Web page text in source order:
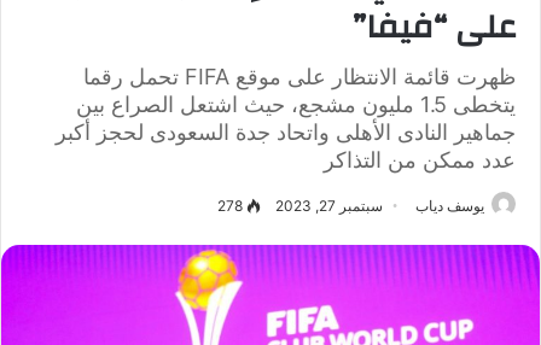
على “فيفا”
ظهرت قائمة الانتظار على موقع FIFA تحمل رقما
يتخطى 1.5 مليون مشجع، حيث اشتعل الصراع بين
جماهير النادى الأهلى واتحاد جدة السعودى لحجز أكبر
عدد ممكن من التذاكر
يوسف دياب سبتمبر 27, 2023 278